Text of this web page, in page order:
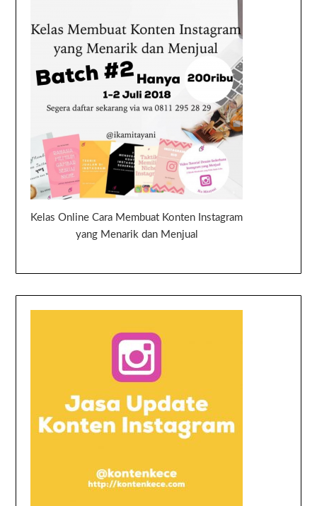
Kelas Online Cara Membuat Konten Instagram
yang Menarik dan Menjual